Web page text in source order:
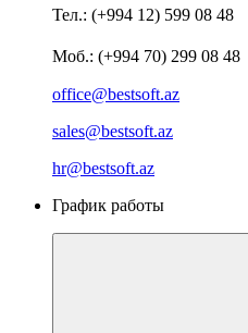
Тел.: (+994 12) 599 08 48
Моб.: (+994 70) 299 08 48
office@bestsoft.az
sales@bestsoft.az
hr@bestsoft.az
График работы